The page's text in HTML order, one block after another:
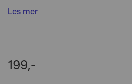
Les mer
199,-